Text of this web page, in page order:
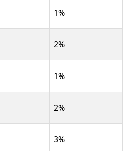
1%
2%
1%
2%
3%